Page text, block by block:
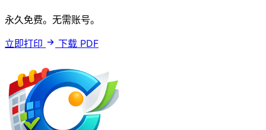
永久免费。无需账号。
立即打印
下载 PDF